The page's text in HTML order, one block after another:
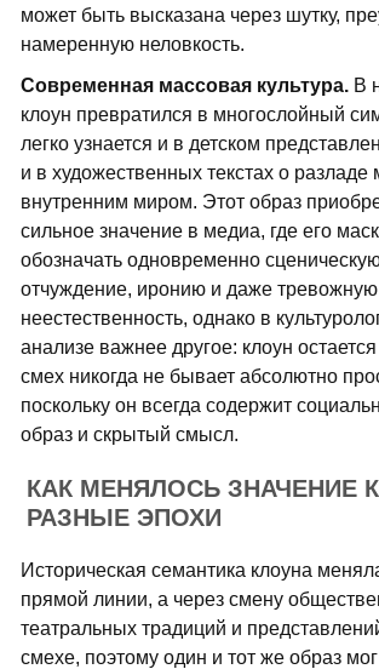
может быть высказана через шутку,
намеренную неловкость.
Современная массовая культура. В
клоун превратился в многослойный
легко узнается и в детском
и в художественных текстах о
внутренним миром. Этот образ
сильное значение в медиа, где его
обозначать одновременно
отчуждение, иронию и даже тревожную
неестественность, однако в
анализе важнее другое: клоун
смех никогда не бывает абсолютно
поскольку он всегда содержит
образ и скрытый смысл.
КАК МЕНЯЛОСЬ ЗНАЧЕНИЕ
РАЗНЫЕ ЭПОХИ
Историческая семантика клоуна
прямой линии, а через смену
театральных традиций и
смехе, поэтому один и тот же образ мог